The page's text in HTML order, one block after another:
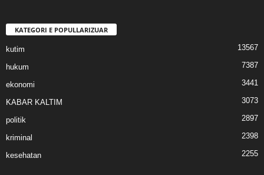
KATEGORI E POPULLARIZUAR
kutim 13567
hukum 7387
ekonomi 3441
KABAR KALTIM 3073
politik 2897
kriminal 2398
kesehatan 2255